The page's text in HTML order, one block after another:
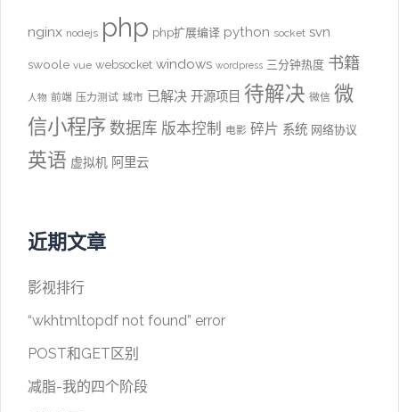
nginx nodejs php php扩展编译 python socket svn
swoole vue websocket windows wordpress 三分钟热度 书籍
人物 前端 压力测试 城市 已解决 开源项目 待解决 微信 微
信小程序 数据库 版本控制 电影 碎片 系统 网络协议
英语 虚拟机 阿里云
近期文章
影视排行
“wkhtmltopdf not found” error
POST和GET区别
减脂-我的四个阶段